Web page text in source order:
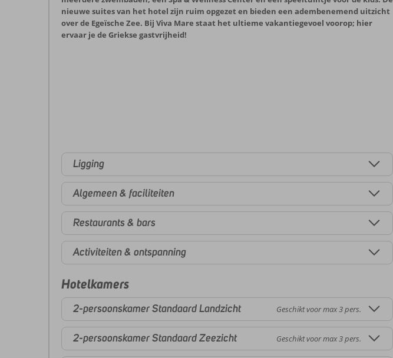
nieuwe suites van het hotel zijn ruim opgezet en bieden een adembenemend uitzicht
over de Egeïsche Zee. Bij Viva Mare staat het ultieme vakantiegevoel voorop; hier
ervaar je de Griekse gastvrijheid!
Ligging
Algemeen & faciliteiten
Restaurants & bars
Activiteiten & ontspanning
Hotelkamers
2-persoonskamer Standaard Landzicht Geschikt voor max 3 pers.
2-persoonskamer Standaard Zeezicht Geschikt voor max 3 pers.